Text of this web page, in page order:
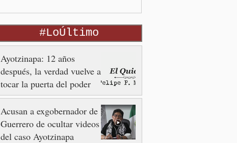
#LoÚltimo
Ayotzinapa: 12 años
después, la verdad vuelve a
tocar la puerta del poder
Acusan a exgobernador de
Guerrero de ocultar videos
del caso Ayotzinapa